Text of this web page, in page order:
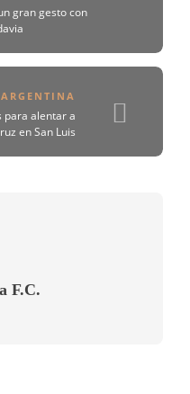
gran gesto con
para alentar a
en San Luis
F.C.